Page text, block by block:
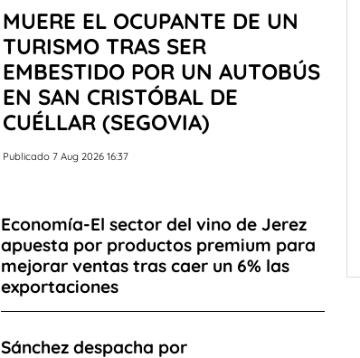
MUERE EL OCUPANTE DE UN
TURISMO TRAS SER
EMBESTIDO POR UN AUTOBÚS
EN SAN CRISTÓBAL DE
CUÉLLAR (SEGOVIA)
Publicado 7 Aug 2026 16:37
Economía-El sector del vino de Jerez
apuesta por productos premium para
mejorar ventas tras caer un 6% las
exportaciones
Sánchez despacha por